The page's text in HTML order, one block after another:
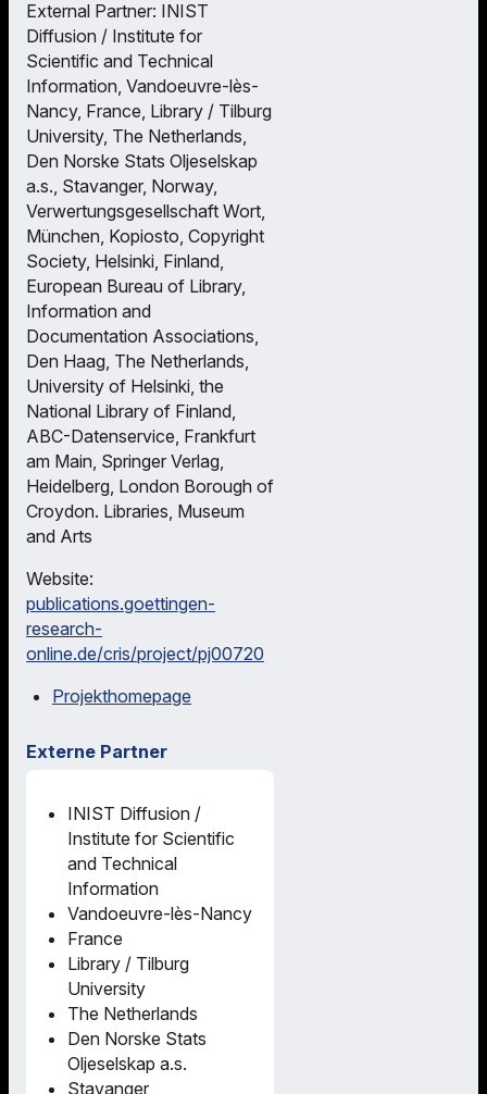
External Partner: INIST
Diffusion / Institute for
Scientific and Technical
Information, Vandoeuvre-lès-
Nancy, France, Library / Tilburg
University, The Netherlands,
Den Norske Stats Oljeselskap
a.s., Stavanger, Norway,
Verwertungsgesellschaft Wort,
München, Kopiosto, Copyright
Society, Helsinki, Finland,
European Bureau of Library,
Information and
Documentation Associations,
Den Haag, The Netherlands,
University of Helsinki, the
National Library of Finland,
ABC-Datenservice, Frankfurt
am Main, Springer Verlag,
Heidelberg, London Borough of
Croydon. Libraries, Museum
and Arts
Website:
publications.goettingen-
research-
online.de/cris/project/pj00720
Projekthomepage
Externe Partner
INIST Diffusion /
Institute for Scientific
and Technical
Information
Vandoeuvre-lès-Nancy
France
Library / Tilburg
University
The Netherlands
Den Norske Stats
Oljeselskap a.s.
Stavanger